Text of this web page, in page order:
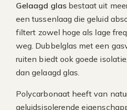
Gelaagd glasbestaat uit
een tussenlaag die geluid
filtert zowel hoge als lage
weg. Dubbelglas met een
ruiten biedt ook goede
dan gelaagd glas.
Polycarbonaat heeft van
geluidsisolerende